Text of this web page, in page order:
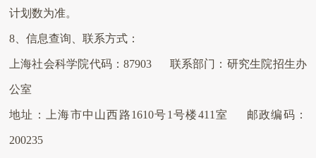
计划数为准。
8 、信息查询、联系方式：
上海社会科学院代码：87903 联系部门：研究生院招生办
公室
地址：上海市中山西路1610号1 号楼411 室 邮政编码：
200235